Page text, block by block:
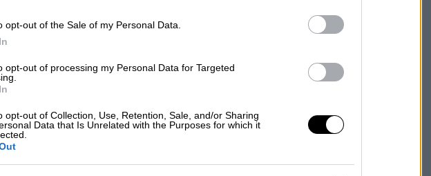
opt-out of the Sale of my Personal Data.
opt-out of processing my Personal Data for Targeted
opt-out of Collection, Use, Retention, Sale, and/or Sharing
Data that Is Unrelated with the Purposes for which it
Αίρεται η απομόνωση της Συρίας
στον αραβικό κόσμο: Στην Αλγερία